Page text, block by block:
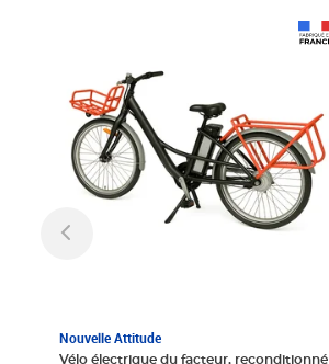
Nouvelle Attitude
Vélo électrique du facteur, reconditionné